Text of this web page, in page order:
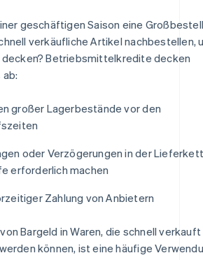
geschäftigen Saison eine
verkäufliche Artikel nachbestellen,
decken? Betriebsmittelkredite decken
großer Lagerbestände vor den
oder Verzögerungen in der
erforderlich machen
Zahlung von Anbietern
Bargeld in Waren, die schnell verkauft
können, ist eine häufige